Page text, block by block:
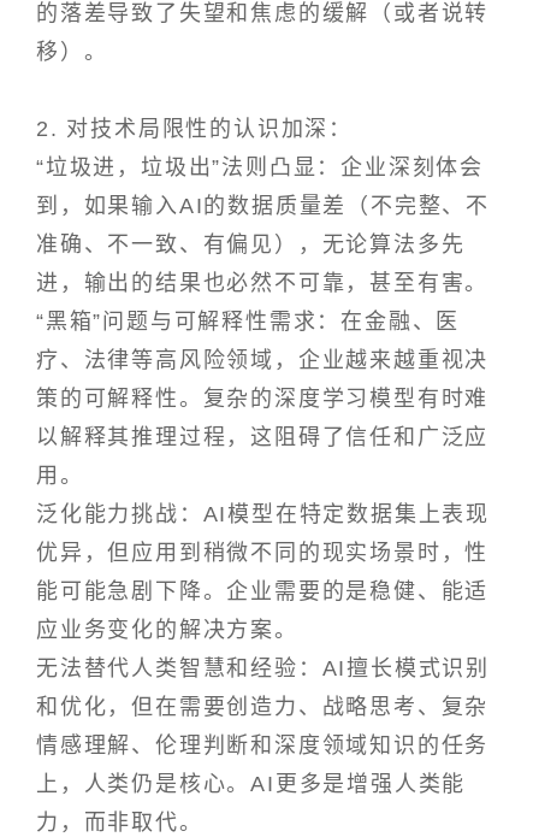
的落差导致了失望和焦虑的缓解（或者说转
移）。
2. 对技术局限性的认识加深：
“垃圾进，垃圾出”法则凸显：企业深刻体会
到，如果输入AI的数据质量差（不完整、不
准确、不一致、有偏见），无论算法多先
进，输出的结果也必然不可靠，甚至有害。
“黑箱”问题与可解释性需求：在金融、医
疗、法律等高风险领域，企业越来越重视决
策的可解释性。复杂的深度学习模型有时难
以解释其推理过程，这阻碍了信任和广泛应
用。
泛化能力挑战：AI模型在特定数据集上表现
优异，但应用到稍微不同的现实场景时，性
能可能急剧下降。企业需要的是稳健、能适
应业务变化的解决方案。
无法替代人类智慧和经验：AI擅长模式识别
和优化，但在需要创造力、战略思考、复杂
情感理解、伦理判断和深度领域知识的任务
上，人类仍是核心。AI更多是增强人类能
力，而非取代。